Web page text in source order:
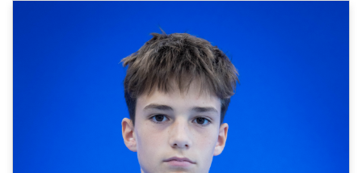
EGYESÜLET
KAPCSOLAT
NYITÓLAP
HÍREK
AKADÉMIA